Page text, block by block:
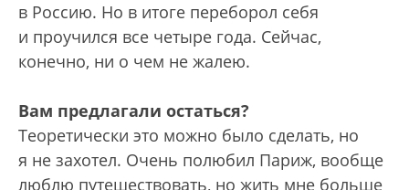
в Россию. Но в итоге переборол себя
и проучился все четыре года. Сейчас,
конечно, ни о чем не жалею.
Вам предлагали остаться?
Теоретически это можно было сделать, но
я не захотел. Очень полюбил Париж, вообще
люблю путешествовать, но жить мне больше